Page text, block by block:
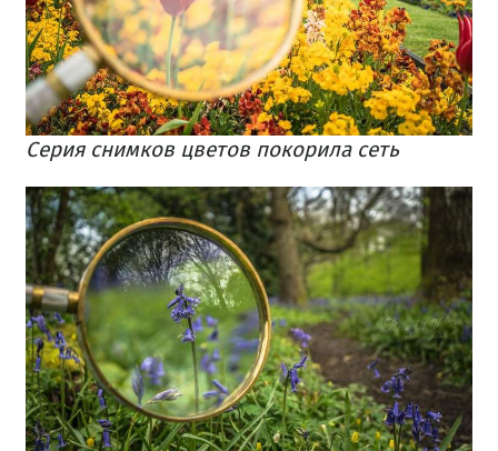
Серия снимков цветов покорила сеть